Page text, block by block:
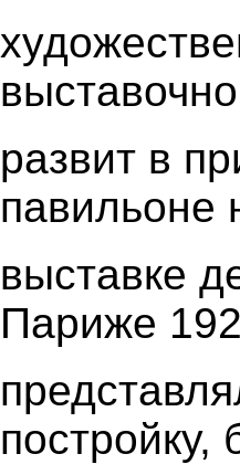
развит в
павильоне
выставке
Париже